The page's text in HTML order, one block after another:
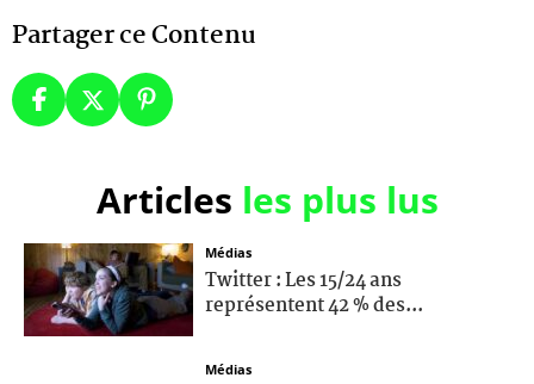
Partager ce Contenu
Articles les plus lus
Médias
Twitter : Les 15/24 ans
représentent 42 % des...
Médias